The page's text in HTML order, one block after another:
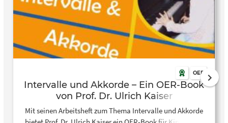
OER
Intervalle und Akkorde – Ein OER-Book
von Prof. Dr. Ulrich Kaiser
Mit seinen Arbeitsheft zum Thema Intervalle und Akkorde